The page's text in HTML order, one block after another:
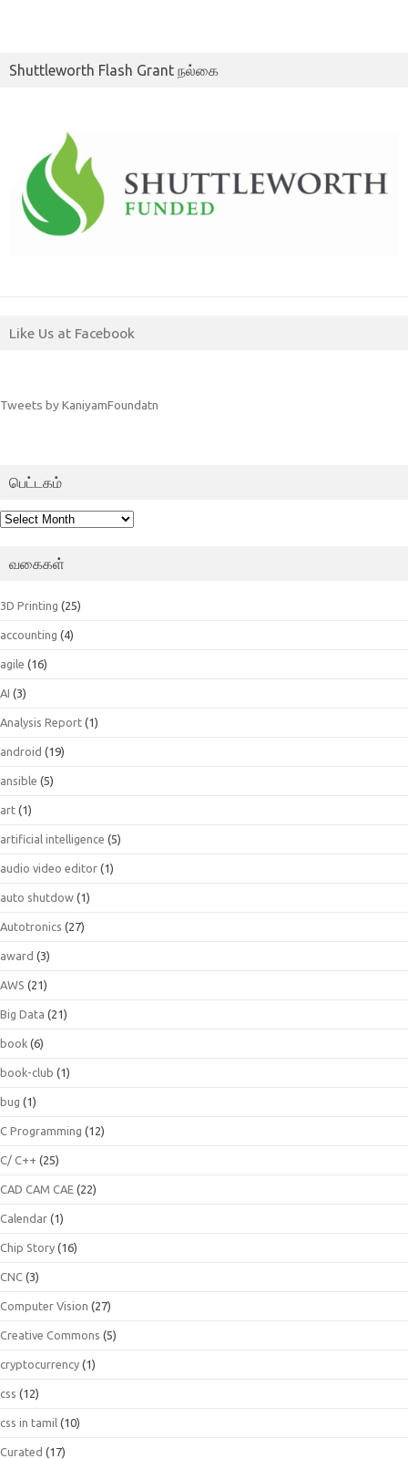
Shuttleworth Flash Grant நல்கை
Like Us at Facebook
Tweets by KaniyamFoundatn
பெட்டகம்
பெட்டகம்
வகைகள்
3D Printing (25)
accounting (4)
agile (16)
AI (3)
Analysis Report (1)
android (19)
ansible (5)
art (1)
artificial intelligence (5)
audio video editor (1)
auto shutdow (1)
Autotronics (27)
award (3)
AWS (21)
Big Data (21)
book (6)
book-club (1)
bug (1)
C Programming (12)
C/ C++ (25)
CAD CAM CAE (22)
Calendar (1)
Chip Story (16)
CNC (3)
Computer Vision (27)
Creative Commons (5)
cryptocurrency (1)
css (12)
css in tamil (10)
Curated (17)